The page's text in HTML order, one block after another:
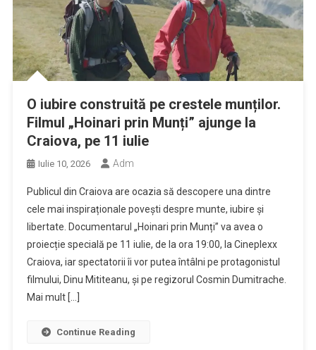
O iubire construită pe crestele munților.
Filmul „Hoinari prin Munți” ajunge la
Craiova, pe 11 iulie
Iulie 10, 2026 Adm
Publicul din Craiova are ocazia să descopere una dintre
cele mai inspiraționale povești despre munte, iubire și
libertate. Documentarul „Hoinari prin Munți” va avea o
proiecție specială pe 11 iulie, de la ora 19:00, la Cineplexx
Craiova, iar spectatorii îi vor putea întâlni pe protagonistul
filmului, Dinu Mititeanu, și pe regizorul Cosmin Dumitrache.
Mai mult […]
Continue Reading